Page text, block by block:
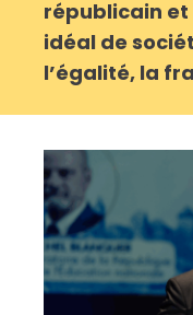
républicain
idéal de
l’égalité, la